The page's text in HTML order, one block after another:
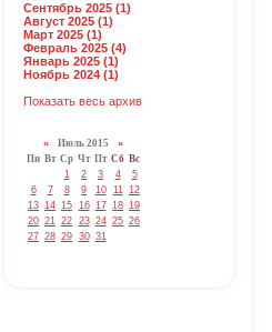
Сентябрь 2025 (1)
Август 2025 (1)
Март 2025 (1)
Февраль 2025 (4)
Январь 2025 (1)
Ноябрь 2024 (1)
Показать весь архив
« Июль 2015 »
Пн Вт Ср Чт Пт Сб Вс
1
2 3 4
5
6
7 8 9 10 11 12
13 14 15 16 17 18 19
20 21 22 23 24 25 26
27 28 29 30 31